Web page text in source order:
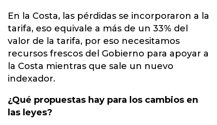
En la Costa, las pérdidas se incorporaron a la
tarifa, eso equivale a más de un 33% del
valor de la tarifa, por eso necesitamos
recursos frescos del Gobierno para apoyar a
la Costa mientras que sale un nuevo
indexador.
¿Qué propuestas hay para los cambios en
las leyes?